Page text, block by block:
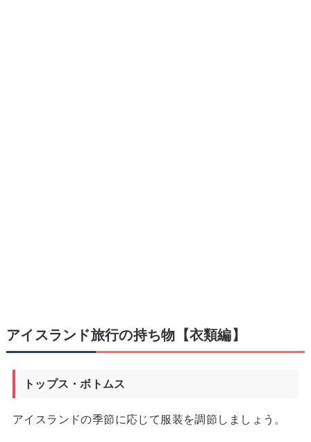
アイスランド旅行の持ち物【衣類編】
トップス・ボトムス
アイスランドの季節に応じて服装を調節しましょう。